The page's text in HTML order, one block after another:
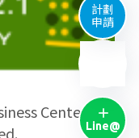
Line@
計劃
申請
Center